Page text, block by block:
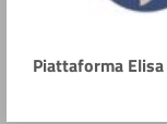
Piattaforma Elisa